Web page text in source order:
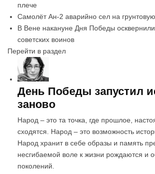
плече
Самолёт Ан-2 аварийно сел на
В Вене накануне Дня Победы
советских воинов
Перейти в раздел
День Победы запустил
заново
Народ – это та точка, где прошлое,
сходятся. Народ – это возможность
Народ хранит в себе образы и память
несгибаемой воле к жизни рождаются и
поколений.